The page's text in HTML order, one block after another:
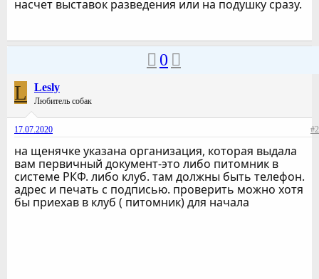
насчет выставок разведения или на подушку сразу.
0
L Lesly
Любитель собак
17.07.2020 #2
на щенячке указана организация, которая выдала
вам первичный документ-это либо питомник в
системе РКФ. либо клуб. там должны быть телефон.
адрес и печать с подписью. проверить можно хотя
бы приехав в клуб ( питомник) для начала